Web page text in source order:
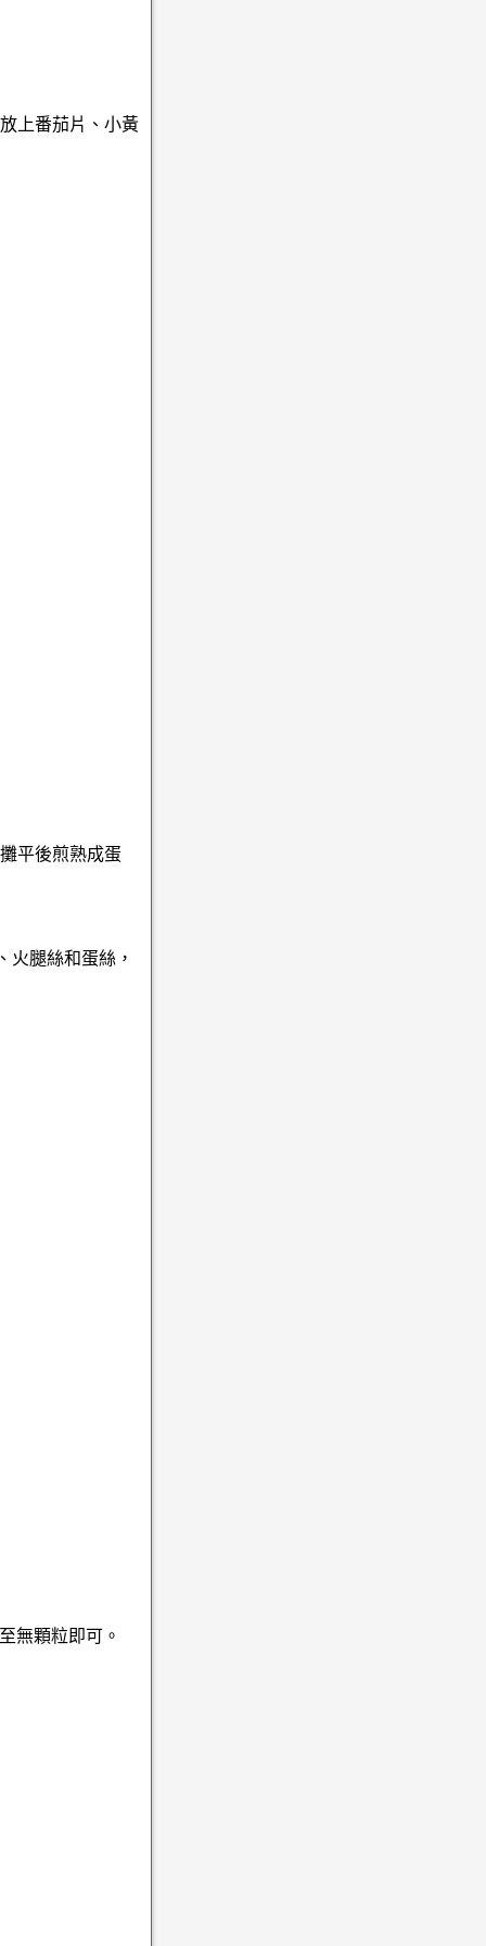
上番茄片、小黃
平後煎熟成蛋
火腿絲和蛋絲，
無顆粒即可。